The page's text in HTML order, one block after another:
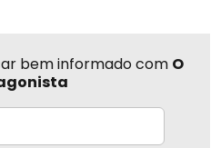
bem informado com O